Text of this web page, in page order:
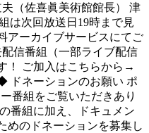
（佐喜眞美術館館長） 津
は次回放送日19時まで見
アーカイブサービスにてご
信番組（一部ライブ配信
！ ご加入はこちらから→
ドネーションのお願い ポ
番組をご覧いただきあり
番組に加え、ドキュメン
めのドネーションを募集し